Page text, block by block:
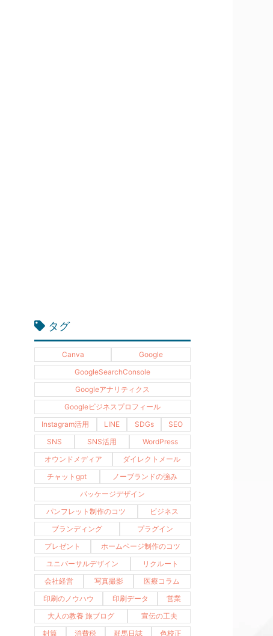
タグ
Canva
Google
GoogleSearchConsole
Googleアナリティクス
Googleビジネスプロフィール
Instagram活用
LINE SDGs
SEO
SNS
SNS活用
WordPress
オウンドメディア
ダイレクトメール
チャットgpt
ノーブランドの強み
パッケージデザイン
パンフレット制作のコツ
ビジネス
ブランディング
プラグイン
プレゼント
ホームページ制作のコツ
ユニバーサルデザイン
リクルート
会社経営
写真撮影
医療コラム
印刷のノウハウ
印刷データ
営業
大人の教養 旅ブログ
宣伝の工夫
封筒
消費税 群馬日誌 色校正